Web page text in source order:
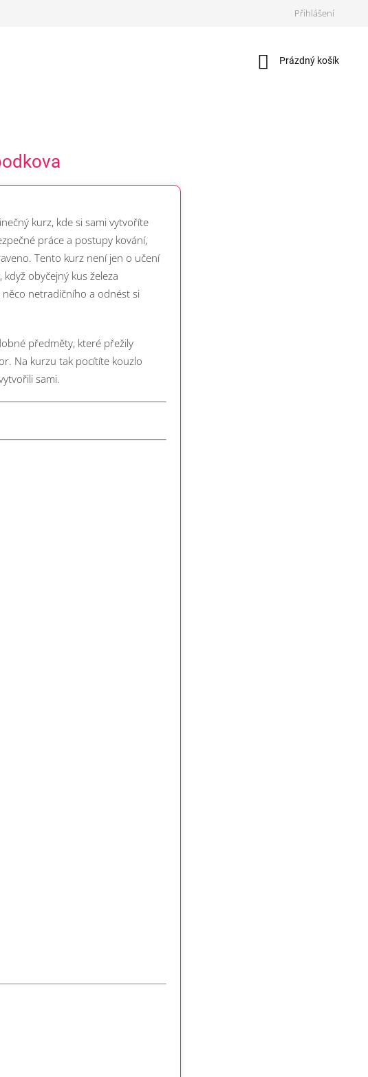
Přihlášení
Nákupní
Prázdný košík
kurz, kde si sami vytvoříte
práce a postupy kování,
Tento kurz není jen o učení
obyčejný kus železa
netradičního a odnést si
předměty, které přežily
Na kurzu tak pocítíte kouzlo
sami.